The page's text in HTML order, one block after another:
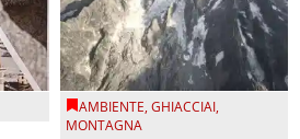
AMBIENTE,GHIACCIAI,
MONTAGNA